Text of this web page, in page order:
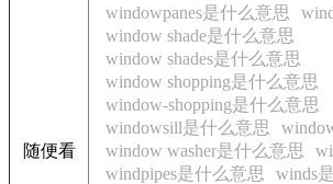
随便看
windowpanes是什么意思
window shade是什么意思
window shades是什么意思
window shopping是什么意思
window-shopping是什么意思
windowsill是什么意思
window washer是什么意思
windpipes是什么意思
winds